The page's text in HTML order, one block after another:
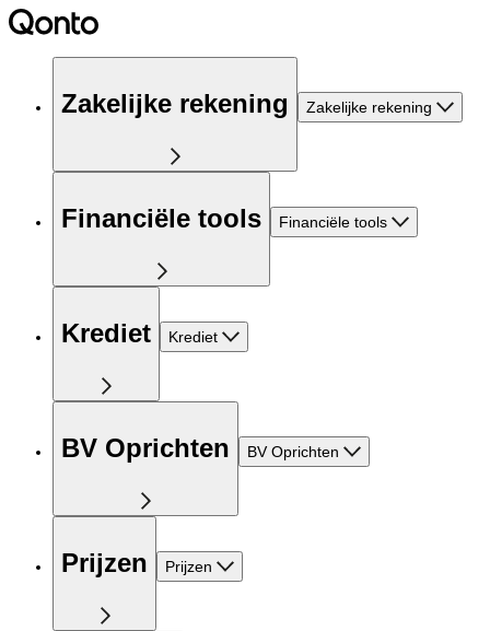
Zakelijke rekening Zakelijke rekening
Financiële tools Financiële tools
Krediet Krediet
BV Oprichten BV Oprichten
Prijzen Prijzen